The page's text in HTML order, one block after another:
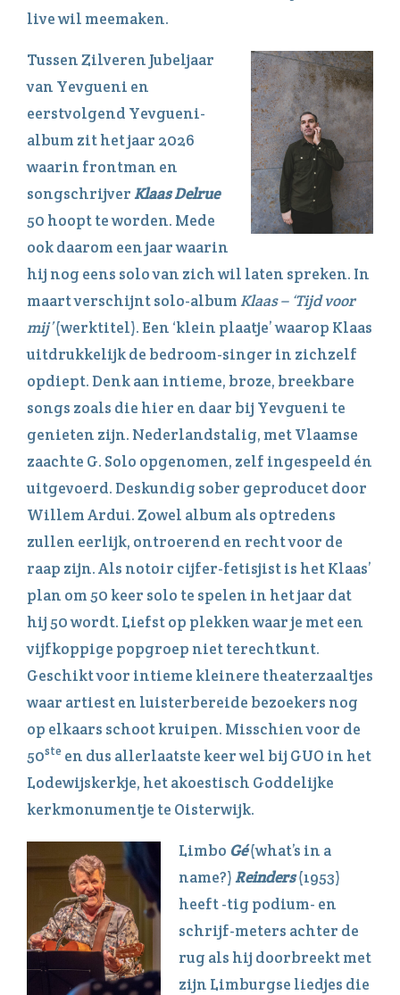
live wil meemaken.
​Tussen Zilveren Jubeljaar
van Yevgueni en
eerstvolgend Yevgueni-
album zit het jaar 2026
waarin frontman en
songschrijverKlaas Delrue
50 hoopt te worden. Mede
ook daarom een jaar waarin
hij nog eens solo van zich wil laten spreken. In
maart verschijnt solo-albumKlaas – ‘Tijd voor
mij’(werktitel). Een ‘klein plaatje’ waarop Klaas
uitdrukkelijk de bedroom-singer in zichzelf
opdiept. Denk aan intieme, broze, breekbare
songs zoals die hier en daar bij Yevgueni te
genieten zijn. Nederlandstalig, met Vlaamse
zaachte G. Solo opgenomen, zelf ingespeeld én
uitgevoerd. Deskundig sober geproducet door
Willem Ardui. Zowel album als optredens
zullen eerlijk, ontroerend en recht voor de
raap zijn. Als notoir cijfer-fetisjist is het Klaas’
plan om 50 keer solo te spelen in het jaar dat
hij 50 wordt. Liefst op plekken waar je met een
vijfkoppige popgroep niet terechtkunt.
Geschikt voor intieme kleinere theaterzaaltjes
waar artiest en luisterbereide bezoekers nog
op elkaars schoot kruipen. Misschien voor de
50ste en dus allerlaatste keer wel bij GUO in het
Lodewijskerkje, het akoestisch Goddelijke
kerkmonumentje te Oisterwijk.
Limbo Gé(what’s in a
name?)Reinders(1953)
heeft -tig podium- en
schrijf-meters achter de
rug als hij doorbreekt met
zijn Limburgse liedjes die